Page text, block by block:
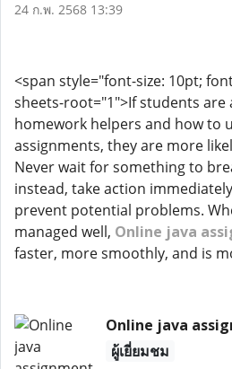
24 ก.พ. 2568 13:39
<span style="font-size: 10pt;
sheets-root="1">If students are
homework helpers and how to
assignments, they are more
Never wait for something to
instead, take action
prevent potential problems.
managed well, Online java
faster, more smoothly, and is
Online java
ผู้เยี่ยมชม